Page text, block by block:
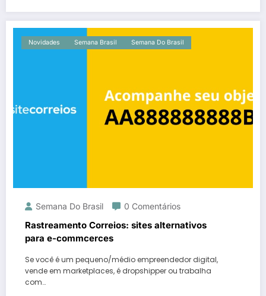
Novidades Semana Brasil Semana Do Brasil
Semana Do Brasil 0 Comentários
Rastreamento Correios: sites alternativos
para e-commcerces
Se você é um pequeno/médio empreendedor digital,
vende em marketplaces, é dropshipper ou trabalha
com…